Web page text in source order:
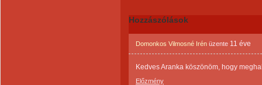
Hozzászólások
Domonkos Vilmosné Irén üzente 11 éve
Kedves Aranka köszönöm, hogy
Előzmény